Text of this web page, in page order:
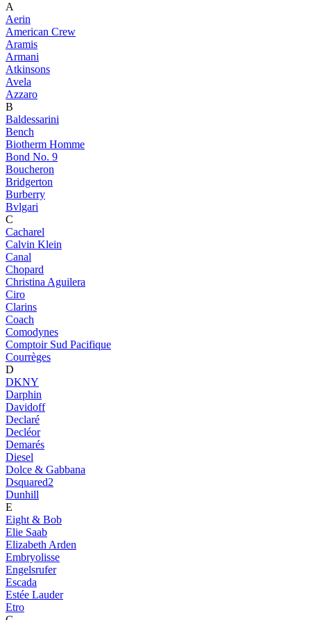
A
Aerin
American Crew
Aramis
Armani
Atkinsons
Avela
Azzaro
B
Baldessarini
Bench
Biotherm Homme
Bond No. 9
Boucheron
Bridgerton
Burberry
Bvlgari
C
Cacharel
Calvin Klein
Canal
Chopard
Christina Aguilera
Ciro
Clarins
Coach
Comodynes
Comptoir Sud Pacifique
Courrèges
D
DKNY
Darphin
Davidoff
Declaré
Decléor
Demarés
Diesel
Dolce & Gabbana
Dsquared2
Dunhill
E
Eight & Bob
Elie Saab
Elizabeth Arden
Embryolisse
Engelsrufer
Escada
Estée Lauder
Etro